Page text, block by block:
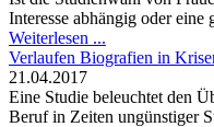
Interesse abhängig oder
Weiterlesen ...
Verlaufen Biografien in
21.04.2017
Eine Studie beleuchtet den
Beruf in Zeiten ungünstiger